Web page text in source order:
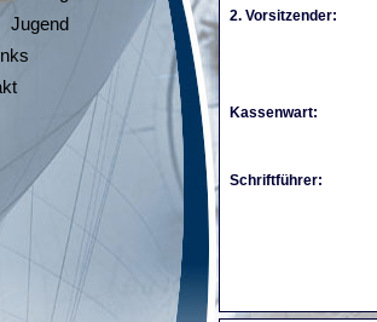
Jugend
2. Vorsitzender:
Kassenwart:
Schriftführer: